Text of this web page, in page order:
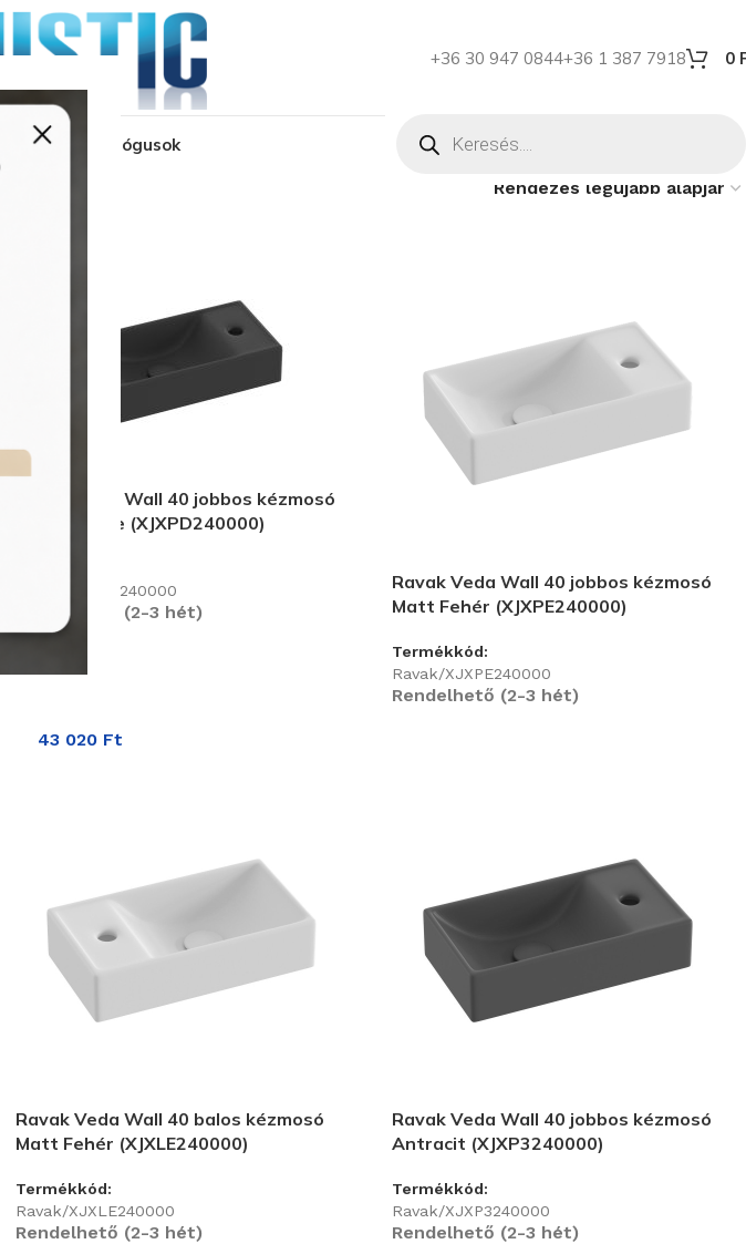
+36 30 947 0844+36 1 387 7918 0
pályázat katalógusok
Ravak Veda Wall 40 jobbos kézmosó
Matt Fekete (XJXPD240000)
Ravak/XJXPD240000
Rendelhető (2-3 hét)
Ravak Veda Wall 40 jobbos kézmosó
Matt Fehér (XJXPE240000)
Termékkód:
Ravak/XJXPE240000
Rendelhető (2-3 hét)
43 020 Ft
Ravak Veda Wall 40 balos kézmosó
Matt Fehér (XJXLE240000)
Termékkód:
Ravak/XJXLE240000
Rendelhető (2-3 hét)
Ravak Veda Wall 40 jobbos kézmosó
Antracit (XJXP3240000)
Termékkód:
Ravak/XJXP3240000
Rendelhető (2-3 hét)